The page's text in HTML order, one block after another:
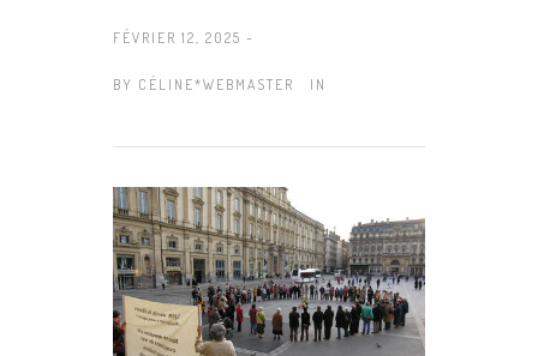
FÉVRIER 12, 2025 -
BY CÉLINE*WEBMASTER IN